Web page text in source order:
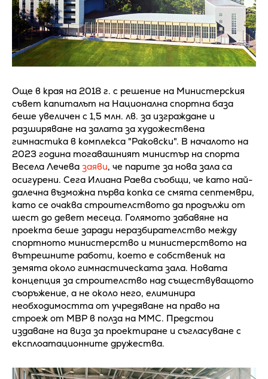
Още в края на 2018 г. с решение на Министерския
съвет капиталът на Национална спортна база
беше увеличен с 1,5 млн. лв. за изграждане и
разширяване на залата за художествена
гимнастика в комплекса "Раковски". В началото на
2023 година тогавашният министър на спорта
Весела Лечева заяви, че парите за нова зала са
осигурени. Сега Илиана Раева съобщи, че като най-
далечна възможна първа копка се смята септември,
като се очаква строителството да продължи от
шест до девет месеца. Голямото забавяне на
проекта беше заради неразбирателство между
спортното министерство и министерството на
вътрешните работи, което е собственик на
земята около гимнастическата зала. Новата
концепция за строителство над съществуващото
съоръжение, а не около него, елиминира
необходимостта от учредяване на право на
строеж от МВР в полза на ММС. Предстои
издаване на виза за проектиране и съгласуване с
експлоатационните дружества.